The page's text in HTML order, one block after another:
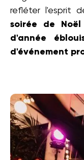
refléter l'esprit
soirée de Noël
d'année
d'événement